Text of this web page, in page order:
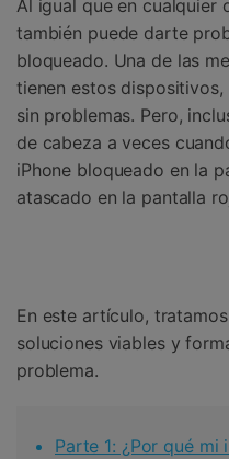
Gestor de Datos
Reparación de Móviles
Protección del Móvil
Encuentra Más Soluciones
Iniciar sesión
Al igual que en cualquier
también puede darte
bloqueado. Una de las
tienen estos
sin problemas. Pero,
de cabeza a veces
iPhone bloqueado en la
atascado en la pantalla
En este artículo,
soluciones viables y
problema.
Parte 1: ¿Por qué mi